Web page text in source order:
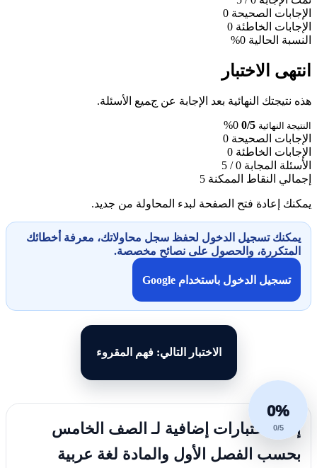
الإجابات الصحيحة 0
الإجابات الخاطئة 0
النسبة الحالية 0%
انتهى الاختبار
هذه نتيجتك النهائية بعد الإجابة عن جميع الأسئلة.
النتيجة النهائية 0/5
0%
الإجابات الصحيحة 0
الإجابات الخاطئة 0
الأسئلة المجابة 0 / 5
إجمالي النقاط الممكنة 5
يمكنك إعادة فتح الصفحة لبدء المحاولة من جديد.
يمكنك تسجيل الدخول لحفظ سجل محاولاتك، معرفة أخطائك
المتكررة، والحصول على نصائح مخصصة.
تسجيل الدخول باستخدام Google
الاختبار التالي: فهم المقروء
0%
0/5
إليك اختبارات إضافية لـ الصف الخامس
بحسب الفصل الأول والمادة لغة عربية